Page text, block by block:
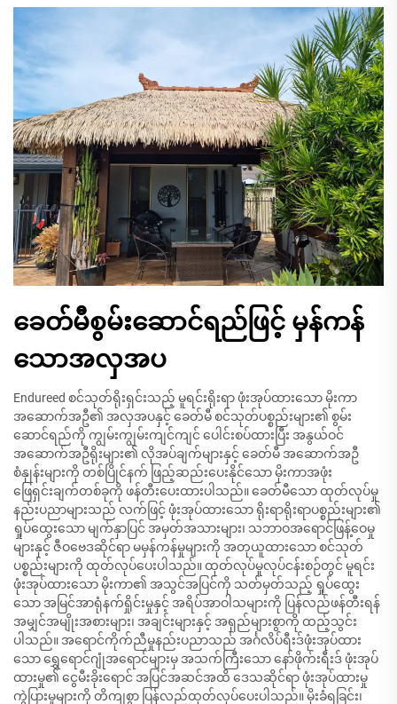
ခေတ်မီစွမ်းဆောင်ရည်ဖြင့် မှန်ကန်
သောအလှအပ
Endureed စင်သုတ်ရိုးရှင်းသည့် မူရင်းရိုးရာ ဖုံးအုပ်ထားသော မိုးကာ
အဆောက်အဦ၏ အလှအပနှင့် ခေတ်မီ စင်သုတ်ပစ္စည်းများ၏ စွမ်း
ဆောင်ရည်ကို ကျွမ်းကျွမ်းကျင်ကျင် ပေါင်းစပ်ထားပြီး အနွယ်ဝင်
အဆောက်အဦရိုးများ၏ လိုအပ်ချက်များနှင့် ခေတ်မီ အဆောက်အဦ
စံနှုန်းများကို တစ်ပြိုင်နက် ဖြည့်ဆည်းပေးနိုင်သော မိုးကာအဖုံး
ဖြေရှင်းချက်တစ်ခုကို ဖန်တီးပေးထားပါသည်။ ခေတ်မီသော ထုတ်လုပ်မှု
နည်းပညာများသည် လက်ဖြင့် ဖုံးအုပ်ထားသော ရိုးရာရိုးရာပစ္စည်းများ၏
ရှုပ်ထွေးသော မျက်နှာပြင် အမှတ်အသားများ၊ သဘာဝအရောင်ဖြန့်ဝေမှု
များနှင့် ဇီဝဗေဒဆိုင်ရာ မမှန်ကန်မှုများကို အတုယူထားသော စင်သုတ်
ပစ္စည်းများကို ထုတ်လုပ်ပေးပါသည်။ ထုတ်လုပ်မှုလုပ်ငန်းစဉ်တွင် မူရင်း
ဖုံးအုပ်ထားသော မိုးကာ၏ အသွင်အပြင်ကို သတ်မှတ်သည့် ရှုပ်ထွေး
သော အမြင်အာရုံနက်ရှိုင်းမှုနှင့် အရိပ်အာဝါသများကို ပြန်လည်ဖန်တီးရန်
အမျှင်အမျိုးအစားများ၊ အချင်းများနှင့် အရှည်များစွာကို ထည့်သွင်း
ပါသည်။ အရောင်ကိုက်ညီမှုနည်းပညာသည် အင်္ဂလိပ်ရီးဒ်ဖုံးအုပ်ထား
သော ရွှေရောင်ဂျုံအရောင်များမှ အသက်ကြီးသော နော်ဖိုက်းရီးဒ် ဖုံးအုပ်
ထားမှု၏ ငွေမီးခိုးရောင် အပြင်အဆင်အထိ ဒေသဆိုင်ရာ ဖုံးအုပ်ထားမှု
ကွဲပြားမှုများကို တိကျစွာ ပြန်လည်ထုတ်လုပ်ပေးပါသည်။ မိုးခံရခြင်း၊